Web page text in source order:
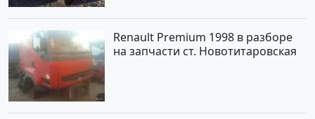
Renault Premium 1998 в разборе
на запчасти ст. Новотитаровская